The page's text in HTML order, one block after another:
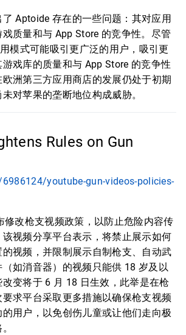
Aptoide 存在的一些问题：其对应用
质量和与 App Store 的竞争性。尽管
模式可能吸引更广泛的用户，吸引更
戏库的质量和与 App Store 的竞争性
洲第三方应用商店的发展仍处于初期
对苹果的垄断地位构成威胁。
Rules on Gun
youtube-gun-videos-policies-
修改枪支视频政策，以防止危险内容传
视频分享平台表示，将禁止展示如何
视频，并限制展示自制枪支、自动武
如消音器）的视频只能供 18 岁及以
变将于 6 月 18 日生效，此举是在枪
求平台采取更多措施以确保枪支视频
用户，以免创伤儿童或让他们走向极